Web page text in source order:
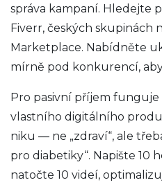
správa kampaní. Hledejte
Fiverr, českých skupinách
Marketplace. Nabídněte
mírně pod konkurencí,
Pro pasivní příjem funguje
vlastního digitálního
niku — ne „zdraví“, ale
pro diabetiky“. Napište 10
natočte 10 videí,